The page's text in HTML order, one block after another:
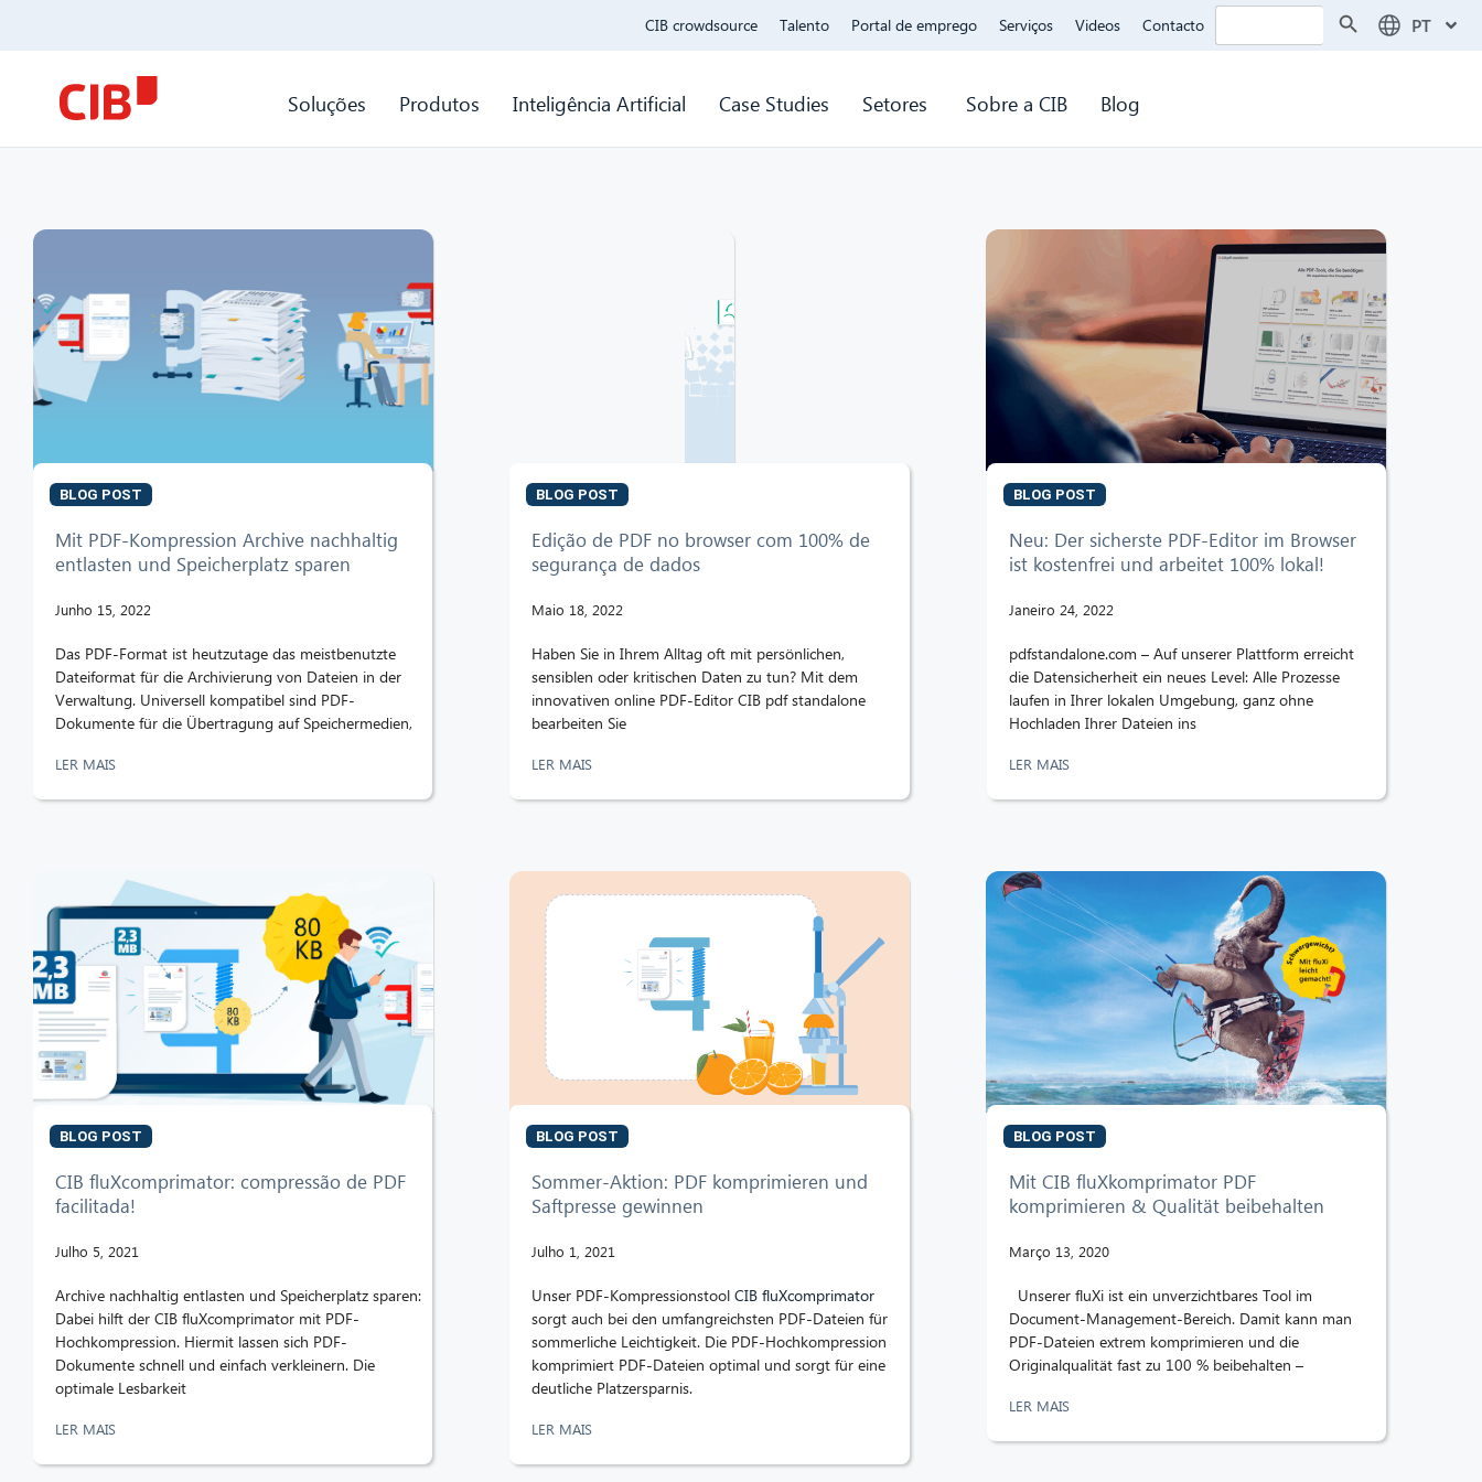
CIB crowdsource Talento Portal de emprego Serviços Videos Contacto Search PT
Soluções Produtos Inteligência Artificial Case Studies Setores Sobre a CIB Blog
BLOG POST
Mit PDF-Kompression Archive nachhaltig
entlasten und Speicherplatz sparen
Junho 15, 2022
Das PDF-Format ist heutzutage das meistbenutzte
Dateiformat für die Archivierung von Dateien in der
Verwaltung. Universell kompatibel sind PDF-
Dokumente für die Übertragung auf Speichermedien,
LER MAIS
BLOG POST
Edição de PDF no browser com 100% de
segurança de dados
Maio 18, 2022
Haben Sie in Ihrem Alltag oft mit persönlichen,
sensiblen oder kritischen Daten zu tun? Mit dem
innovativen online PDF-Editor CIB pdf standalone
bearbeiten Sie
LER MAIS
BLOG POST
Neu: Der sicherste PDF-Editor im Browser
ist kostenfrei und arbeitet 100% lokal!
Janeiro 24, 2022
pdfstandalone.com – Auf unserer Plattform erreicht
die Datensicherheit ein neues Level: Alle Prozesse
laufen in Ihrer lokalen Umgebung, ganz ohne
Hochladen Ihrer Dateien ins
LER MAIS
BLOG POST
CIB fluXcomprimator: compressão de PDF
facilitada!
Julho 5, 2021
Archive nachhaltig entlasten und Speicherplatz sparen:
Dabei hilft der CIB fluXcomprimator mit PDF-
Hochkompression. Hiermit lassen sich PDF-
Dokumente schnell und einfach verkleinern. Die
optimale Lesbarkeit
LER MAIS
BLOG POST
Sommer-Aktion: PDF komprimieren und
Saftpresse gewinnen
Julho 1, 2021
Unser PDF-KompressionstoolCIB fluXcomprimator
sorgt auch bei den umfangreichsten PDF-Dateien für
sommerliche Leichtigkeit. Die PDF-Hochkompression
komprimiert PDF-Dateien optimal und sorgt für eine
deutliche Platzersparnis.
LER MAIS
BLOG POST
Mit CIB fluXkomprimator PDF
komprimieren & Qualität beibehalten
Março 13, 2020
Unserer fluXi ist ein unverzichtbares Tool im
Document-Management-Bereich. Damit kann man
PDF-Dateien extrem komprimieren und die
Originalqualität fast zu 100 % beibehalten –
LER MAIS